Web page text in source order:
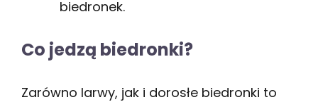
biedronek.
Co jedzą biedronki?
Zarówno larwy, jak i dorosłe biedronki to